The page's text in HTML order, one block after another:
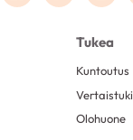
Tukea
Kuntoutus
Vertaistuki
Olohuone